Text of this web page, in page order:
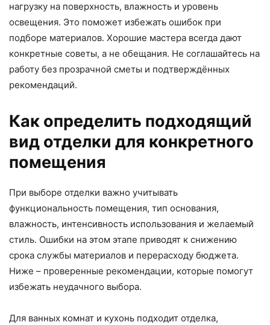
нагрузку на поверхность, влажность и уровень
освещения. Это поможет избежать ошибок при
подборе материалов. Хорошие мастера всегда дают
конкретные советы, а не обещания. Не соглашайтесь на
работу без прозрачной сметы и подтверждённых
рекомендаций.
Как определить подходящий
вид отделки для конкретного
помещения
При выборе отделки важно учитывать
функциональность помещения, тип основания,
влажность, интенсивность использования и желаемый
стиль. Ошибки на этом этапе приводят к снижению
срока службы материалов и перерасходу бюджета.
Ниже – проверенные рекомендации, которые помогут
избежать неудачного выбора.
Для ванных комнат и кухонь подходит отделка,